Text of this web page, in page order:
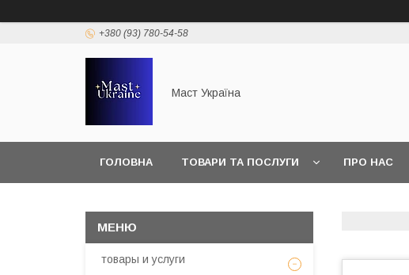
+380 (93) 780-54-58
Маст Україна
ГОЛОВНА ТОВАРИ ТА ПОСЛУГИ ПРО НАС
товары и услуги